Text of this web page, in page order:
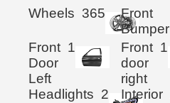
Wheels 365
Front
Bumper
Front
Door
Left
1
Front
door
right
1
Headlights 2 Interior